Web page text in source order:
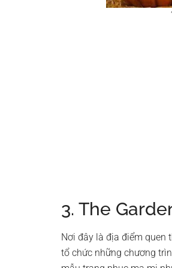
3. The
Nơi đây là địa điểm quen
tổ chức những chương